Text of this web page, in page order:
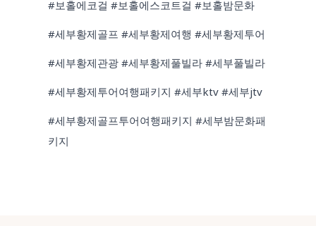
#보홀에코걸 #보홀에스코트걸 #보홀밤문화
#세부황제골프 #세부황제여행 #세부황제투어
#세부황제관광 #세부황제풀빌라 #세부풀빌라
#세부황제투어여행패키지 #세부ktv #세부jtv
#세부황제골프투어여행패키지 #세부밤문화패
키지